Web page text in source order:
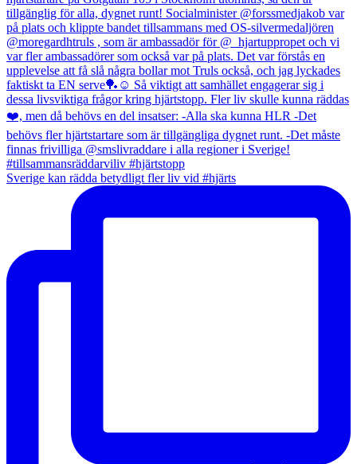
Sverige kan rädda betydligt fler liv vid #hjärts